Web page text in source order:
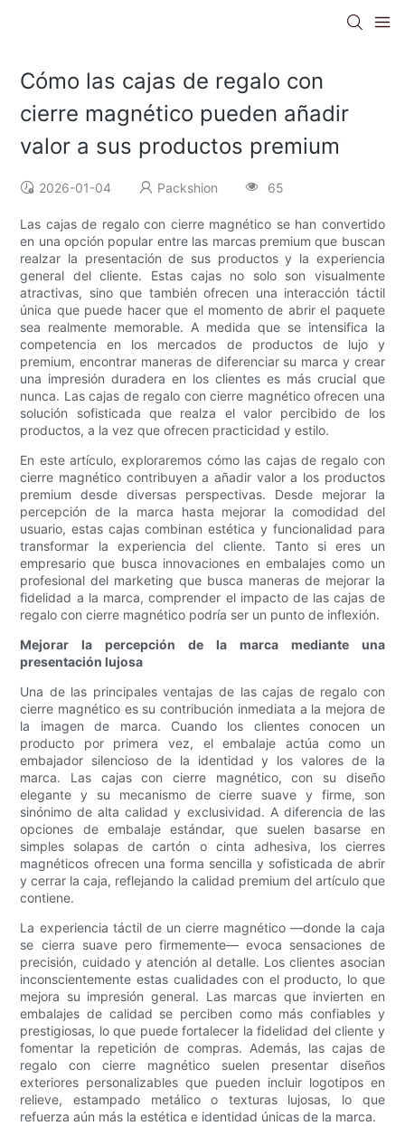
Cómo las cajas de regalo con
cierre magnético pueden añadir
valor a sus productos premium
2026-01-04 Packshion 65
Las cajas de regalo con cierre magnético se han convertido
en una opción popular entre las marcas premium que buscan
realzar la presentación de sus productos y la experiencia
general del cliente. Estas cajas no solo son visualmente
atractivas, sino que también ofrecen una interacción táctil
única que puede hacer que el momento de abrir el paquete
sea realmente memorable. A medida que se intensifica la
competencia en los mercados de productos de lujo y
premium, encontrar maneras de diferenciar su marca y crear
una impresión duradera en los clientes es más crucial que
nunca. Las cajas de regalo con cierre magnético ofrecen una
solución sofisticada que realza el valor percibido de los
productos, a la vez que ofrecen practicidad y estilo.
En este artículo, exploraremos cómo las cajas de regalo con
cierre magnético contribuyen a añadir valor a los productos
premium desde diversas perspectivas. Desde mejorar la
percepción de la marca hasta mejorar la comodidad del
usuario, estas cajas combinan estética y funcionalidad para
transformar la experiencia del cliente. Tanto si eres un
empresario que busca innovaciones en embalajes como un
profesional del marketing que busca maneras de mejorar la
fidelidad a la marca, comprender el impacto de las cajas de
regalo con cierre magnético podría ser un punto de inflexión.
Mejorar la percepción de la marca mediante una
presentación lujosa
Una de las principales ventajas de las cajas de regalo con
cierre magnético es su contribución inmediata a la mejora de
la imagen de marca. Cuando los clientes conocen un
producto por primera vez, el embalaje actúa como un
embajador silencioso de la identidad y los valores de la
marca. Las cajas con cierre magnético, con su diseño
elegante y su mecanismo de cierre suave y firme, son
sinónimo de alta calidad y exclusividad. A diferencia de las
opciones de embalaje estándar, que suelen basarse en
simples solapas de cartón o cinta adhesiva, los cierres
magnéticos ofrecen una forma sencilla y sofisticada de abrir
y cerrar la caja, reflejando la calidad premium del artículo que
contiene.
La experiencia táctil de un cierre magnético —donde la caja
se cierra suave pero firmemente— evoca sensaciones de
precisión, cuidado y atención al detalle. Los clientes asocian
inconscientemente estas cualidades con el producto, lo que
mejora su impresión general. Las marcas que invierten en
embalajes de calidad se perciben como más confiables y
prestigiosas, lo que puede fortalecer la fidelidad del cliente y
fomentar la repetición de compras. Además, las cajas de
regalo con cierre magnético suelen presentar diseños
exteriores personalizables que pueden incluir logotipos en
relieve, estampado metálico o texturas lujosas, lo que
refuerza aún más la estética e identidad únicas de la marca.